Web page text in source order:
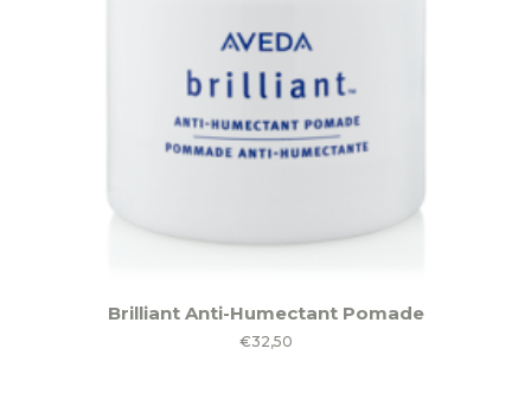
Brilliant Anti-Humectant Pomade
€32,50